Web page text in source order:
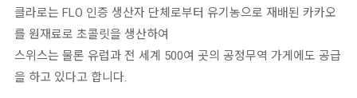
클라로는 FLO 인증 생산자 단체로부터 유기농으로 재배된 카카오
를 원재료로 초콜릿을 생산하여
스위스는 물론 유럽과 전 세계 500여 곳의 공정무역 가게에도 공급
을 하고 있다고 합니다.